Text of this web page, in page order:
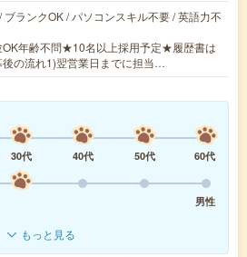
ブランクOK / パソコンスキル不要 / 英語力不
OK年齢不問★10名以上採用予定★履歴書は
の流れ1)翌営業日までに担当…
30代 40代 50代
60代
男性
もっと見る